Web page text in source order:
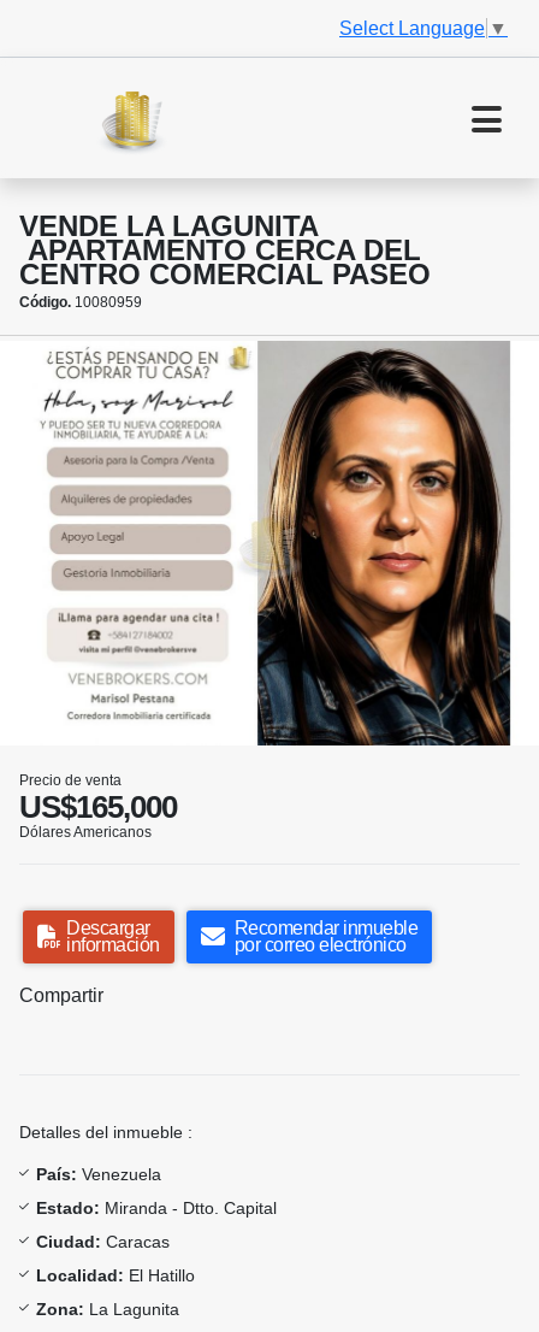
Select Language ▼
VENDE LA LAGUNITA
APARTAMENTO CERCA DEL
CENTRO COMERCIAL PASEO
Código. 10080959
Precio de venta
US$165,000
Dólares Americanos
Descargar
información
Recomendar inmueble
por correo electrónico
Compartir
Detalles del inmueble :
País: Venezuela
Estado: Miranda - Dtto. Capital
Ciudad: Caracas
Localidad: El Hatillo
Zona: La Lagunita